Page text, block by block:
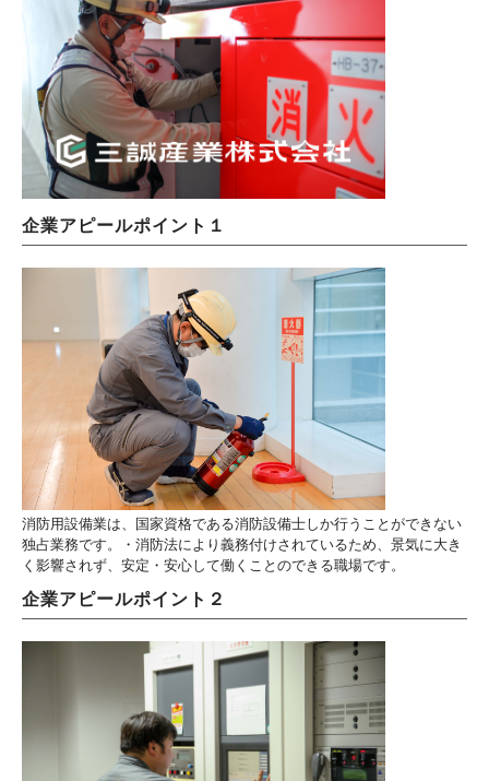
企業アピールポイント１
消防用設備業は、国家資格である消防設備士しか行うことができない
独占業務です。・消防法により義務付けされているため、景気に大き
く影響されず、安定・安心して働くことのできる職場です。
企業アピールポイント２